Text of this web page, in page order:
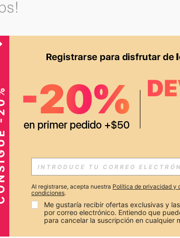
inténtalo de nuevo.
EN APP
PARA RECIBIR OFERTAS EXCLUSIVAS,
593
593
-20% Al registrarse, acepta nuestra Política de privacidad y
condiciones.
Me gustaría recibir ofertas exclusivas y
por correo electrónico. Entiendo que
para cancelar la suscripción en cualquier